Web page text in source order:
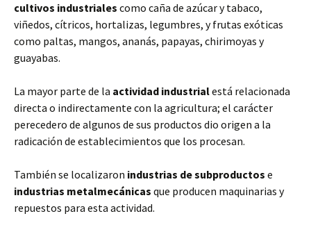
cultivos industriales como caña de azúcar y tabaco,
viñedos, cítricos, hortalizas, legumbres, y frutas exóticas
como paltas, mangos, ananás, papayas, chirimoyas y
guayabas.
La mayor parte de la actividad industrialestá relacionada
directa o indirectamente con la agricultura; el carácter
perecedero de algunos de sus productos dio origen a la
radicación de establecimientos que los procesan.
También se localizaron industrias de subproductos e
industrias metalmecánicas que producen maquinarias y
repuestos para esta actividad.